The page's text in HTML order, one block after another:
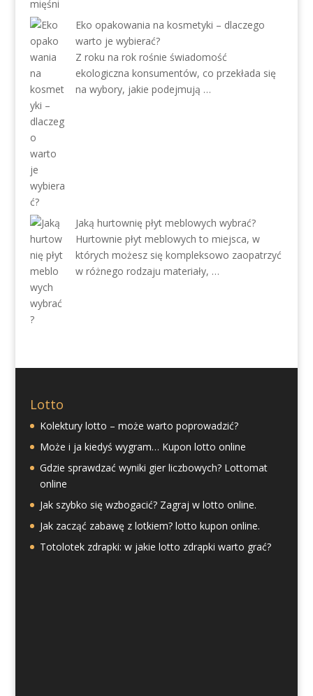
Eko opakowania na kosmetyki – dlaczego
warto je wybierać?
Z roku na rok rośnie świadomość
ekologiczna konsumentów, co przekłada się
na wybory, jakie podejmują …
Jaką hurtownię płyt meblowych wybrać?
Hurtownie płyt meblowych to miejsca, w
których możesz się kompleksowo zaopatrzyć
w różnego rodzaju materiały, …
Lotto
Kolektury lotto – może warto poprowadzić?
Może i ja kiedyś wygram… Kupon lotto online
Gdzie sprawdzać wyniki gier liczbowych? Lottomat
online
Jak szybko się wzbogacić? Zagraj w lotto online.
Jak zacząć zabawę z lotkiem? lotto kupon online.
Totolotek zdrapki: w jakie lotto zdrapki warto grać?